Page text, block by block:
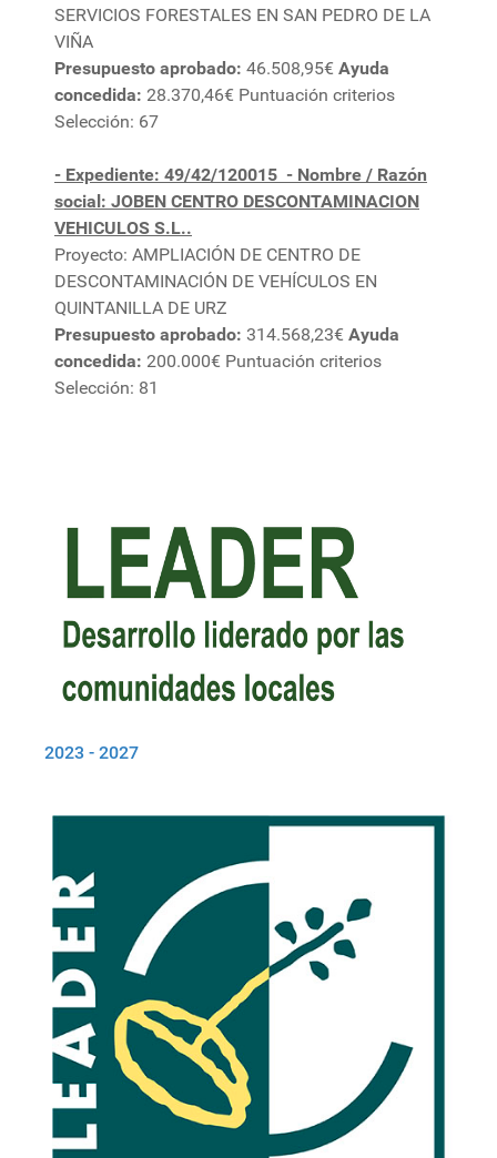
SERVICIOS FORESTALES EN SAN PEDRO DE LA
VIÑA
Presupuesto aprobado: 46.508,95€ Ayuda
concedida: 28.370,46€ Puntuación criterios
Selección: 67
- Expediente: 49/42/120015 - Nombre / Razón
social: JOBEN CENTRO DESCONTAMINACION
VEHICULOS S.L..
Proyecto: AMPLIACIÓN DE CENTRO DE
DESCONTAMINACIÓN DE VEHÍCULOS EN
QUINTANILLA DE URZ
Presupuesto aprobado: 314.568,23€ Ayuda
concedida: 200.000€ Puntuación criterios
Selección: 81
2023 - 2027